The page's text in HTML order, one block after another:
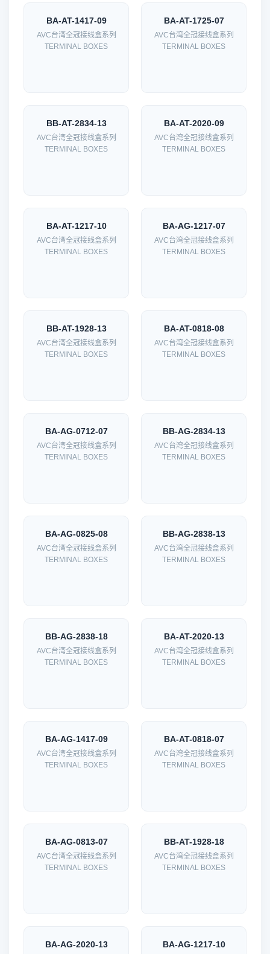
BA-AT-1417-09
AVC台湾全冠接线盒系列
TERMINAL BOXES
BA-AT-1725-07
AVC台湾全冠接线盒系列
TERMINAL BOXES
BB-AT-2834-13
AVC台湾全冠接线盒系列
TERMINAL BOXES
BA-AT-2020-09
AVC台湾全冠接线盒系列
TERMINAL BOXES
BA-AT-1217-10
AVC台湾全冠接线盒系列
TERMINAL BOXES
BA-AG-1217-07
AVC台湾全冠接线盒系列
TERMINAL BOXES
BB-AT-1928-13
AVC台湾全冠接线盒系列
TERMINAL BOXES
BA-AT-0818-08
AVC台湾全冠接线盒系列
TERMINAL BOXES
BA-AG-0712-07
AVC台湾全冠接线盒系列
TERMINAL BOXES
BB-AG-2834-13
AVC台湾全冠接线盒系列
TERMINAL BOXES
BA-AG-0825-08
AVC台湾全冠接线盒系列
TERMINAL BOXES
BB-AG-2838-13
AVC台湾全冠接线盒系列
TERMINAL BOXES
BB-AG-2838-18
AVC台湾全冠接线盒系列
TERMINAL BOXES
BA-AT-2020-13
AVC台湾全冠接线盒系列
TERMINAL BOXES
BA-AG-1417-09
AVC台湾全冠接线盒系列
TERMINAL BOXES
BA-AT-0818-07
AVC台湾全冠接线盒系列
TERMINAL BOXES
BA-AG-0813-07
AVC台湾全冠接线盒系列
TERMINAL BOXES
BB-AT-1928-18
AVC台湾全冠接线盒系列
TERMINAL BOXES
BA-AG-2020-13 BA-AG-1217-10